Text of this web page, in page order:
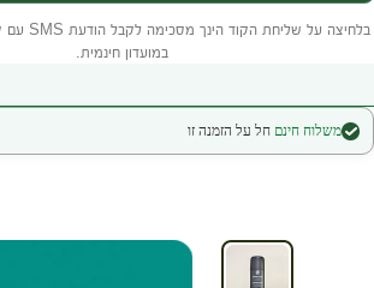
משלוח חינם חל על הזמנה זו